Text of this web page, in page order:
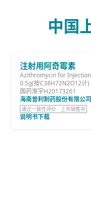
中国
注射用阿奇霉素
Azithromycin for Injection
0.5g(按C38H72N2O12计)
国药准字H20173261
海南普利制药股份有限公司
通过一致性评价 · 上市销售中
说明书下载